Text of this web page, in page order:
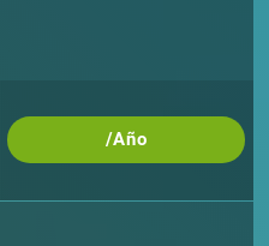
/Año